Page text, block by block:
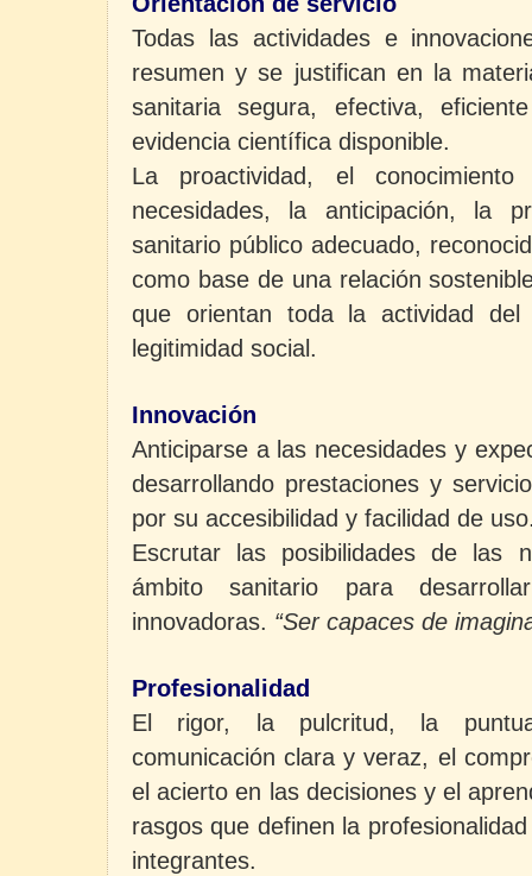
Todas las actividades e
resumen y se justifican en la
sanitaria segura, efectiva,
evidencia científica disponible.
La proactividad, el
necesidades, la anticipación, la
sanitario público adecuado,
como base de una relación
que orientan toda la actividad
legitimidad social.
Innovación
Anticiparse a las necesidades y
desarrollando prestaciones y
por su accesibilidad y facilidad de
Escrutar las posibilidades de las
ámbito sanitario para
innovadoras. “Ser capaces de
Profesionalidad
El rigor, la pulcritud, la
comunicación clara y veraz, el
el acierto en las decisiones y el
rasgos que definen la
integrantes.